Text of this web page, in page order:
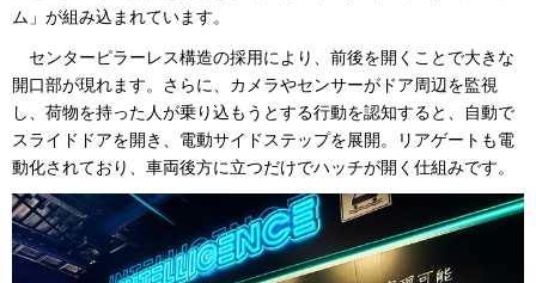
ム」が組み込まれています。
センターピラーレス構造の採用により、前後を開くことで大きな
開口部が現れます。さらに、カメラやセンサーがドア周辺を監視
し、荷物を持った人が乗り込もうとする行動を認知すると、自動で
スライドドアを開き、電動サイドステップを展開。リアゲートも電
動化されており、車両後方に立つだけでハッチが開く仕組みです。